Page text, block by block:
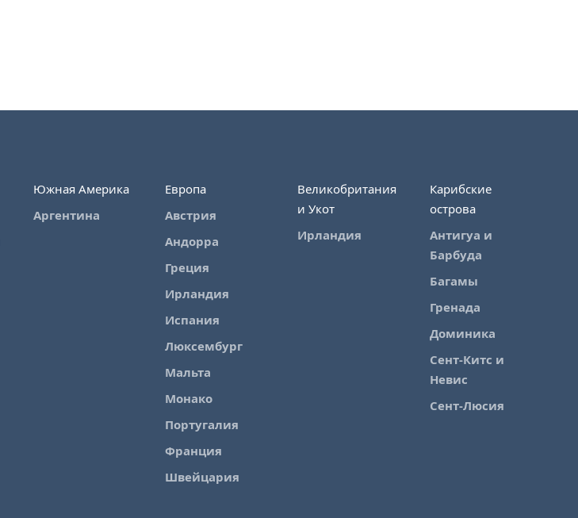
Южная Америка
Аргентина
Европа
Австрия
Андорра
Греция
Ирландия
Испания
Люксембург
Мальта
Монако
Португалия
Франция
Швейцария
Великобритания
и Укот
Ирландия
Карибские
острова
Антигуа и
Барбуда
Багамы
Гренада
Доминика
Сент-Китс и
Невис
Сент-Люсия